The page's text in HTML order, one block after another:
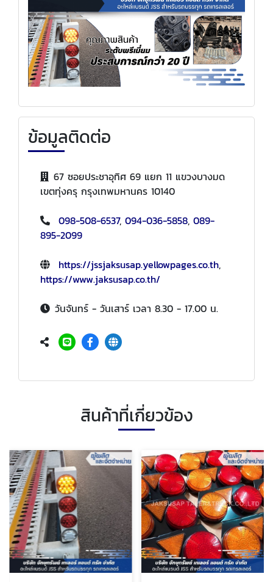
ข้อมูลติดต่อ
67 ซอยประชาอุทิศ 69 แยก 11 แขวงบางมด
เขตทุ่งครุ กรุงเทพมหานคร 10140
098-508-6537, 094-036-5858, 089-
895-2099
https://jssjaksusap.yellowpages.co.th,
https://www.jaksusap.co.th/
วันจันทร์ - วันเสาร์ เวลา 8.30 - 17.00 น.
สินค้าที่เกี่ยวข้อง